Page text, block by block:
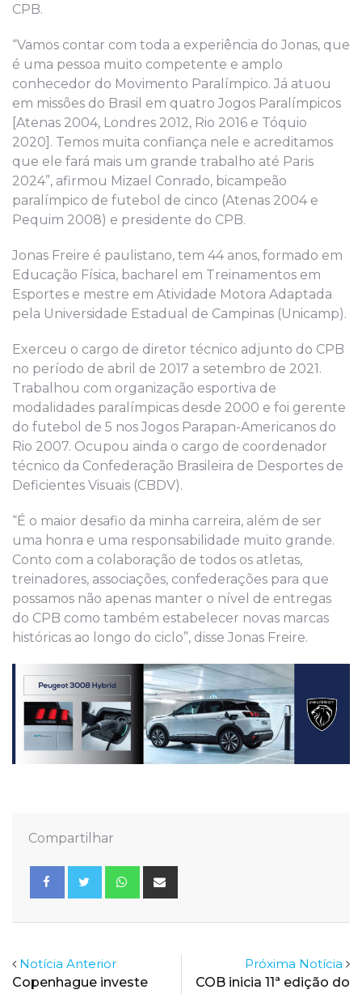
CPB.
“Vamos contar com toda a experiência do Jonas, que
é uma pessoa muito competente e amplo
conhecedor do Movimento Paralímpico. Já atuou
em missões do Brasil em quatro Jogos Paralímpicos
[Atenas 2004, Londres 2012, Rio 2016 e Tóquio
2020]. Temos muita confiança nele e acreditamos
que ele fará mais um grande trabalho até Paris
2024”, afirmou Mizael Conrado, bicampeão
paralímpico de futebol de cinco (Atenas 2004 e
Pequim 2008) e presidente do CPB.
Jonas Freire é paulistano, tem 44 anos, formado em
Educação Física, bacharel em Treinamentos em
Esportes e mestre em Atividade Motora Adaptada
pela Universidade Estadual de Campinas (Unicamp).
Exerceu o cargo de diretor técnico adjunto do CPB
no período de abril de 2017 a setembro de 2021.
Trabalhou com organização esportiva de
modalidades paralímpicas desde 2000 e foi gerente
do futebol de 5 nos Jogos Parapan-Americanos do
Rio 2007. Ocupou ainda o cargo de coordenador
técnico da Confederação Brasileira de Desportes de
Deficientes Visuais (CBDV).
“É o maior desafio da minha carreira, além de ser
uma honra e uma responsabilidade muito grande.
Conto com a colaboração de todos os atletas,
treinadores, associações, confederações para que
possamos não apenas manter o nível de entregas
do CPB como também estabelecer novas marcas
históricas ao longo do ciclo”, disse Jonas Freire.
Compartilhar
Whatsapp
Notícia Anterior
Copenhague investe
Próxima Notícia
COB inicia 11ª edição do